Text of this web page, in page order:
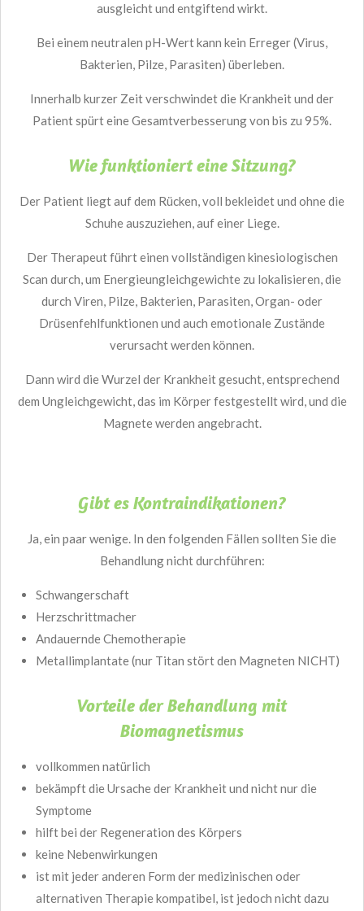
ausgleicht und entgiftend wirkt.
Bei einem neutralen pH-Wert kann kein Erreger (Virus,
Bakterien, Pilze, Parasiten) überleben.
Innerhalb kurzer Zeit verschwindet die Krankheit und der
Patient spürt eine Gesamtverbesserung von bis zu 95%.
Wie funktioniert eine Sitzung?
Der Patient liegt auf dem Rücken, voll bekleidet und ohne die
Schuhe auszuziehen, auf einer Liege.
Der Therapeut führt einen vollständigen kinesiologischen
Scan durch, um Energieungleichgewichte zu lokalisieren, die
durch Viren, Pilze, Bakterien, Parasiten, Organ- oder
Drüsenfehlfunktionen und auch emotionale Zustände
verursacht werden können.
Dann wird die Wurzel der Krankheit gesucht, entsprechend
dem Ungleichgewicht, das im Körper festgestellt wird, und die
Magnete werden angebracht.
Gibt es Kontraindikationen?
Ja, ein paar wenige. In den folgenden Fällen sollten Sie die
Behandlung nicht durchführen:
Schwangerschaft
Herzschrittmacher
Andauernde Chemotherapie
Metallimplantate (nur Titan stört den Magneten NICHT)
Vorteile der Behandlung mit
Biomagnetismus
vollkommen natürlich
bekämpft die Ursache der Krankheit und nicht nur die
Symptome
hilft bei der Regeneration des Körpers
keine Nebenwirkungen
ist mit jeder anderen Form der medizinischen oder
alternativen Therapie kompatibel, ist jedoch nicht dazu